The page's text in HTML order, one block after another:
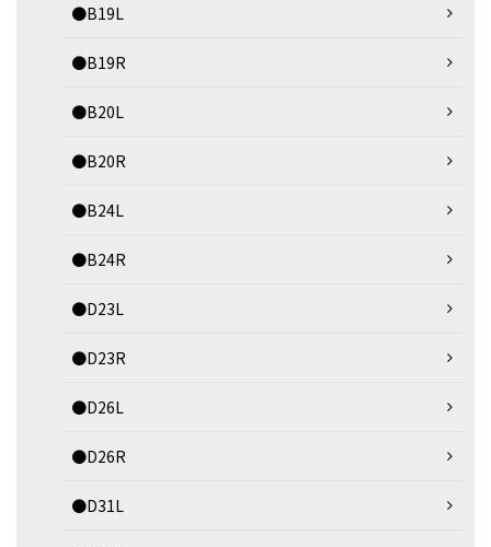
●B19L
●B19R
●B20L
●B20R
●B24L
●B24R
●D23L
●D23R
●D26L
●D26R
●D31L